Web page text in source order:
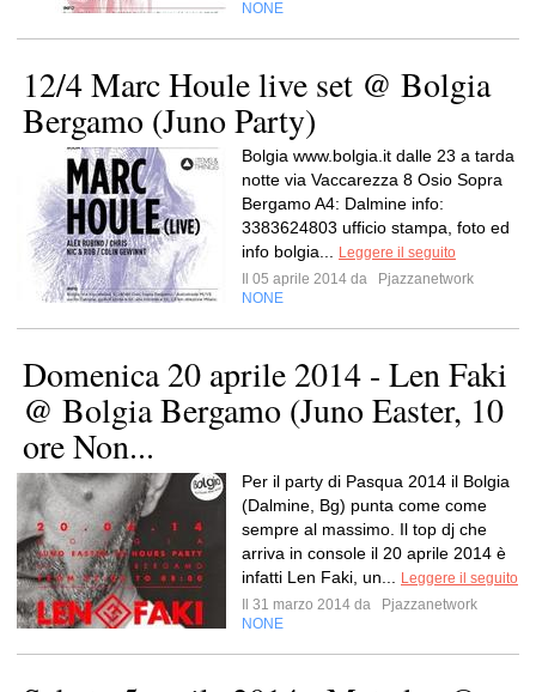
NONE
12/4 Marc Houle live set @ Bolgia
Bergamo (Juno Party)
Bolgia www.bolgia.it dalle 23 a tarda
notte via Vaccarezza 8 Osio Sopra
Bergamo A4: Dalmine info:
3383624803 ufficio stampa, foto ed
info bolgia...
Leggere il seguito
Il 05 aprile 2014 da
Pjazzanetwork
NONE
Domenica 20 aprile 2014 - Len Faki
@ Bolgia Bergamo (Juno Easter, 10
ore Non...
Per il party di Pasqua 2014 il Bolgia
(Dalmine, Bg) punta come come
sempre al massimo. Il top dj che
arriva in console il 20 aprile 2014 è
infatti Len Faki, un...
Leggere il seguito
Il 31 marzo 2014 da
Pjazzanetwork
NONE